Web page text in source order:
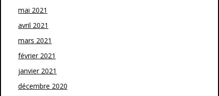
mai 2021
avril 2021
mars 2021
février 2021
janvier 2021
décembre 2020